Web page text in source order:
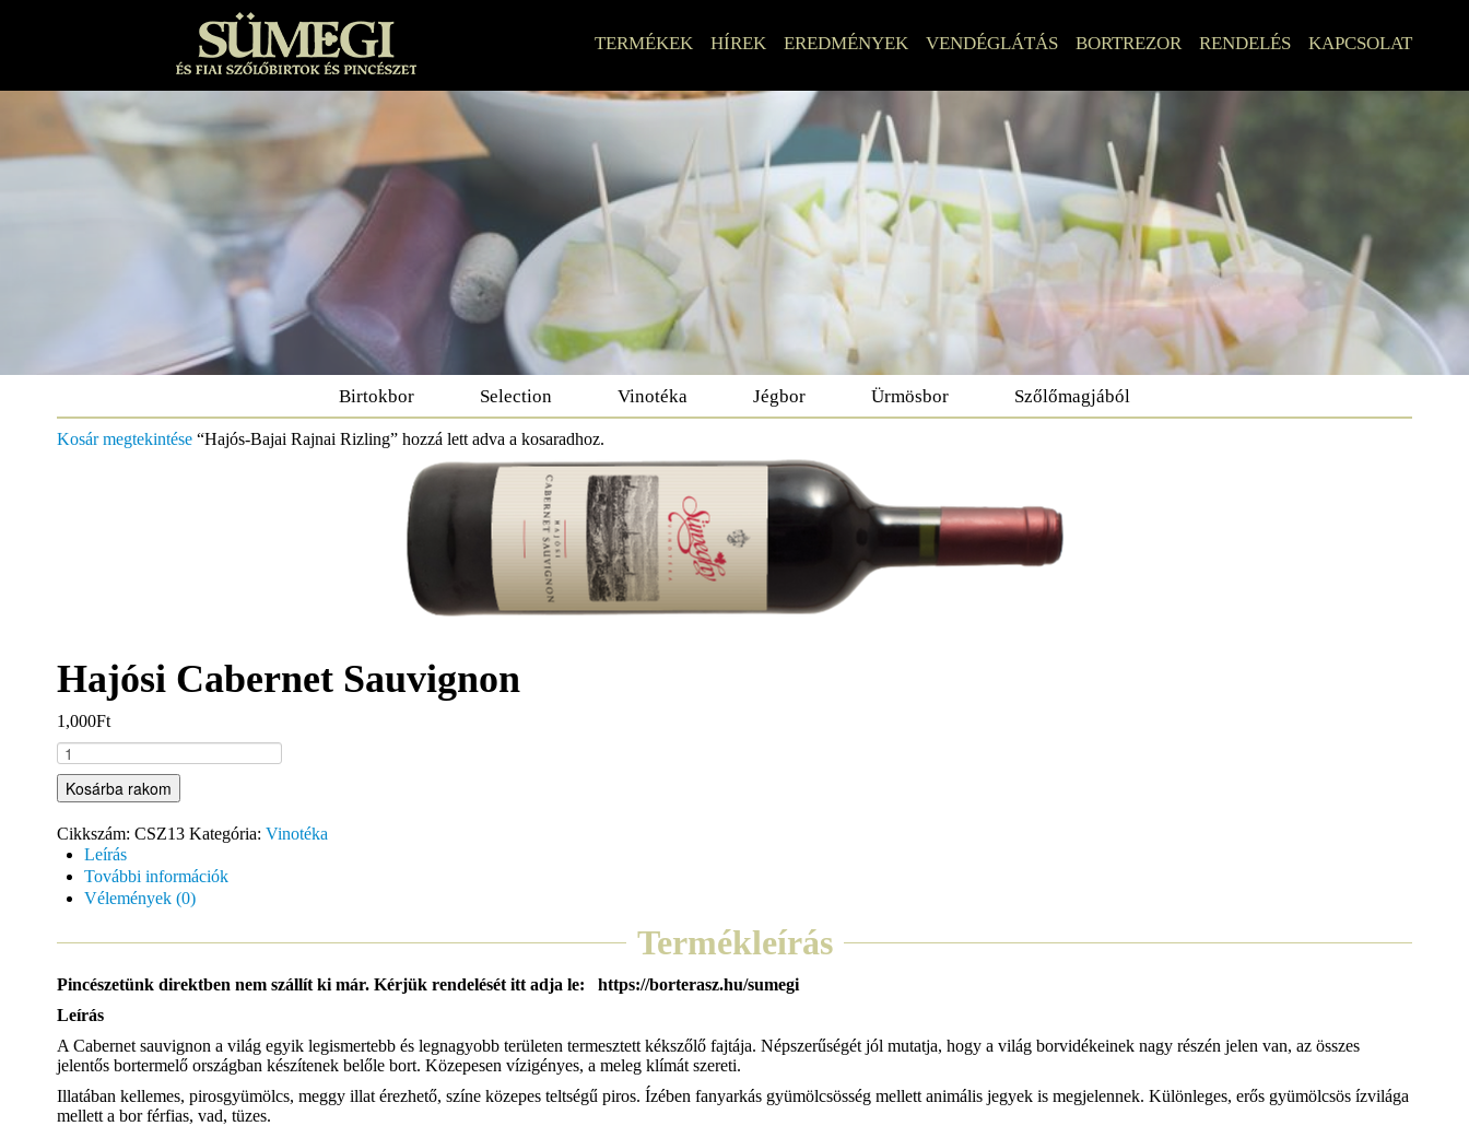
TERMÉKEK HÍREK EREDMÉNYEK VENDÉGLÁTÁS BORTREZOR RENDELÉS KAPCSOLAT
Birtokbor Selection Vinotéka Jégbor Ürmösbor Szőlőmagjából
Kosár megtekintése “Hajós-Bajai Rajnai Rizling” hozzá lett adva a kosaradhoz.
Hajósi Cabernet Sauvignon
1,000Ft
Kosárba rakom
Cikkszám: CSZ13 Kategória: Vinotéka
Leírás
További információk
Vélemények (0)
Termékleírás
Pincészetünk direktben nem szállít ki már. Kérjük rendelését itt adja le: https://borterasz.hu/sumegi
Leírás
A Cabernet sauvignon a világ egyik legismertebb és legnagyobb területen termesztett kékszőlő fajtája. Népszerűségét jól mutatja, hogy a világ borvidékeinek nagy részén jelen van, az összes
jelentős bortermelő országban készítenek belőle bort. Közepesen vízigényes, a meleg klímát szereti.
Illatában kellemes, pirosgyümölcs, meggy illat érezhető, színe közepes teltségű piros. Ízében fanyarkás gyümölcsösség mellett animális jegyek is megjelennek. Különleges, erős gyümölcsös ízvilága
mellett a bor férfias, vad, tüzes.